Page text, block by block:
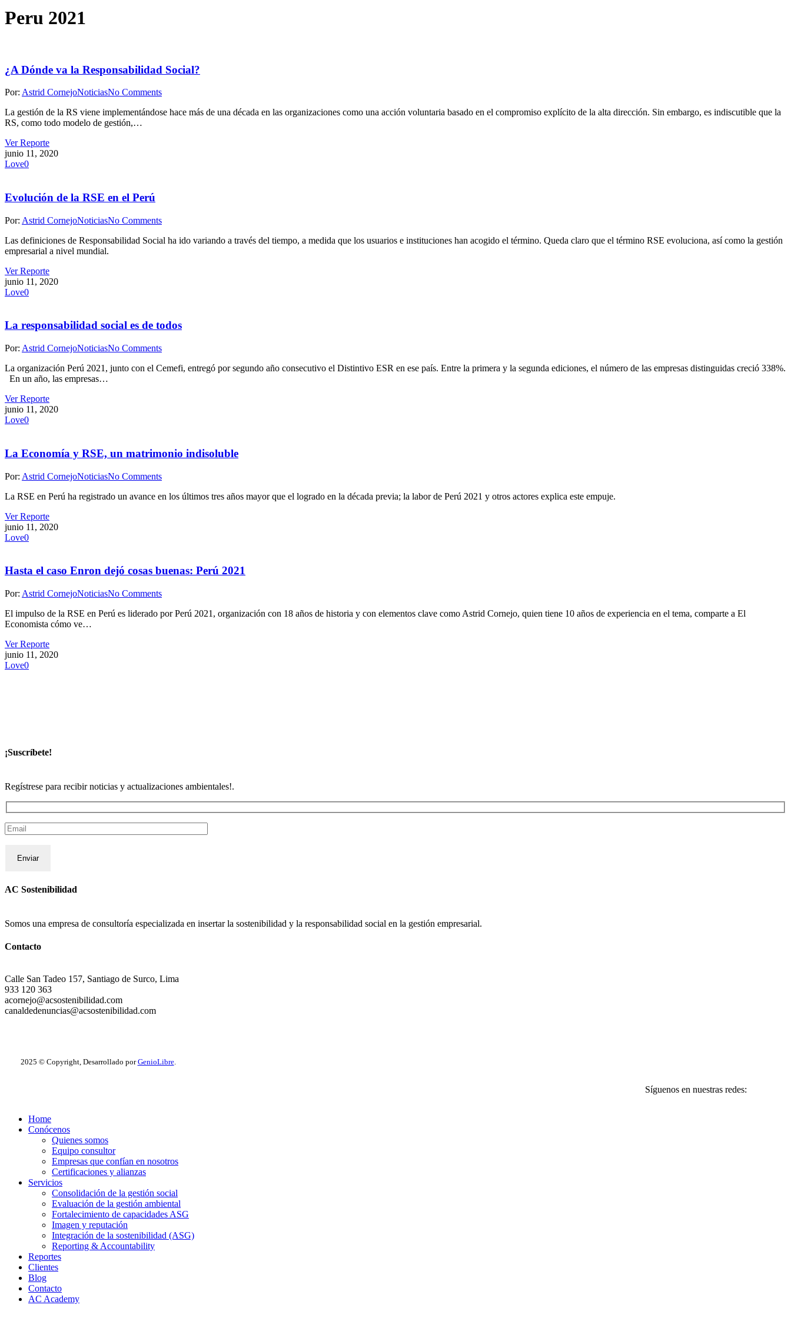
Peru 2021
¿A Dónde va la Responsabilidad Social?
Por: Astrid CornejoNoticiasNo Comments
La gestión de la RS viene implementándose hace más de una década en las organizaciones como una acción voluntaria basado en el compromiso explícito de la alta dirección. Sin embargo, es indiscutible que la
RS, como todo modelo de gestión,…
Ver Reporte
junio 11, 2020
Love0
Evolución de la RSE en el Perú
Por: Astrid CornejoNoticiasNo Comments
Las definiciones de Responsabilidad Social ha ido variando a través del tiempo, a medida que los usuarios e instituciones han acogido el término. Queda claro que el término RSE evoluciona, así como la gestión
empresarial a nivel mundial.
Ver Reporte
junio 11, 2020
Love0
La responsabilidad social es de todos
Por: Astrid CornejoNoticiasNo Comments
La organización Perú 2021, junto con el Cemefi, entregó por segundo año consecutivo el Distintivo ESR en ese país. Entre la primera y la segunda ediciones, el número de las empresas distinguidas creció 338%.
En un año, las empresas…
Ver Reporte
junio 11, 2020
Love0
La Economía y RSE, un matrimonio indisoluble
Por: Astrid CornejoNoticiasNo Comments
La RSE en Perú ha registrado un avance en los últimos tres años mayor que el logrado en la década previa; la labor de Perú 2021 y otros actores explica este empuje.
Ver Reporte
junio 11, 2020
Love0
Hasta el caso Enron dejó cosas buenas: Perú 2021
Por: Astrid CornejoNoticiasNo Comments
El impulso de la RSE en Perú es liderado por Perú 2021, organización con 18 años de historia y con elementos clave como Astrid Cornejo, quien tiene 10 años de experiencia en el tema, comparte a El
Economista cómo ve…
Ver Reporte
junio 11, 2020
Love0
¡Suscríbete!
Regístrese para recibir noticias y actualizaciones ambientales!.
AC Sostenibilidad
Somos una empresa de consultoría especializada en insertar la sostenibilidad y la responsabilidad social en la gestión empresarial.
Contacto
Calle San Tadeo 157, Santiago de Surco, Lima
933 120 363
acornejo@acsostenibilidad.com
canaldedenuncias@acsostenibilidad.com
2025 © Copyright, Desarrollado porGenioLibre.
Síguenos en nuestras redes:
Close
Menu
Home
Conócenos
Quienes somos
Equipo consultor
Empresas que confían en nosotros
Certificaciones y alianzas
Servicios
Consolidación de la gestión social
Evaluación de la gestión ambiental
Fortalecimiento de capacidades ASG
Imagen y reputación
Integración de la sostenibilidad (ASG)
Reporting & Accountability
Reportes
Clientes
Blog
Contacto
AC Academy